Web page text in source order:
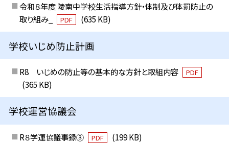
令和８年度 陵南中学校生活指導方針・体制及び体罰防止の
取り組み_
PDF (635 KB)
学校いじめ防止計画
R8 いじめの防止等の基本的な方針と取組内容 PDF
(365 KB)
学校運営協議会
R８学運協議事録③ PDF
(199 KB)